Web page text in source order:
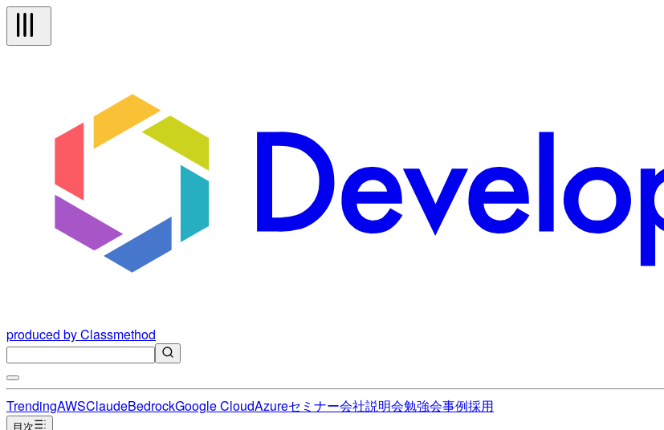
produced by Classmethod
TrendingAWSClaudeBedrockGoogle CloudAzureセミナー会社説明会勉強会事例採用
目次